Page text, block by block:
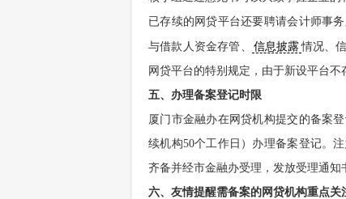
已存续的网贷平台还要聘请会计师事
与借款人资金存管、 信息披露情况、
网贷平台的特别规定，由于新设平台不
五、办理备案登记时限
厦门市金融办在网贷机构提交的备案
续机构50个工作日）办理备案登记。
齐备并经市金融办受理，发放受理通知
六、友情提醒需备案的网贷机构重点关